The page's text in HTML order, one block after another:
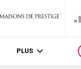
PLUS